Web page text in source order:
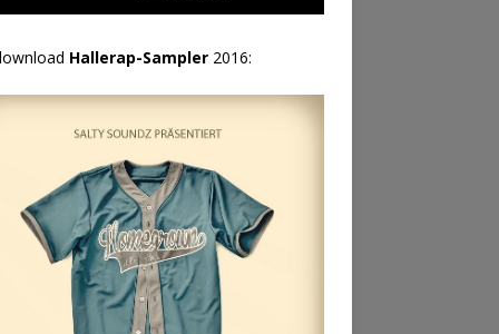
Hallerap-Sampler2016: